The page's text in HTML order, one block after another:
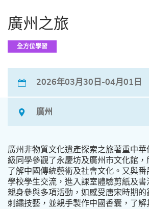
廣州之旅
全方位學習
2026年03月30日-04月01日
廣州
廣州非物質文化遺產探索之旅著重中
級同學參觀了永慶坊及廣州市文化館
了解中國傳統藝術及社會文化。又與
學校學生交流，進入課室體驗剪紙及
親身參與多項活動，如感受唐宋時期
刺繡技藝，並親手製作中國香囊，了解